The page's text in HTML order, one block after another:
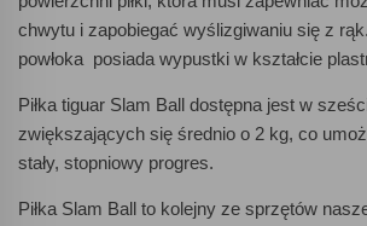
chwytu i zapobiegać wyślizgiwaniu się z
powłoka posiada wypustki w kształcie
Piłka tiguar Slam Ball dostępna jest w
zwiększających się średnio o 2 kg, co
stały, stopniowy progres.
Piłka Slam Ball to kolejny ze sprzętów